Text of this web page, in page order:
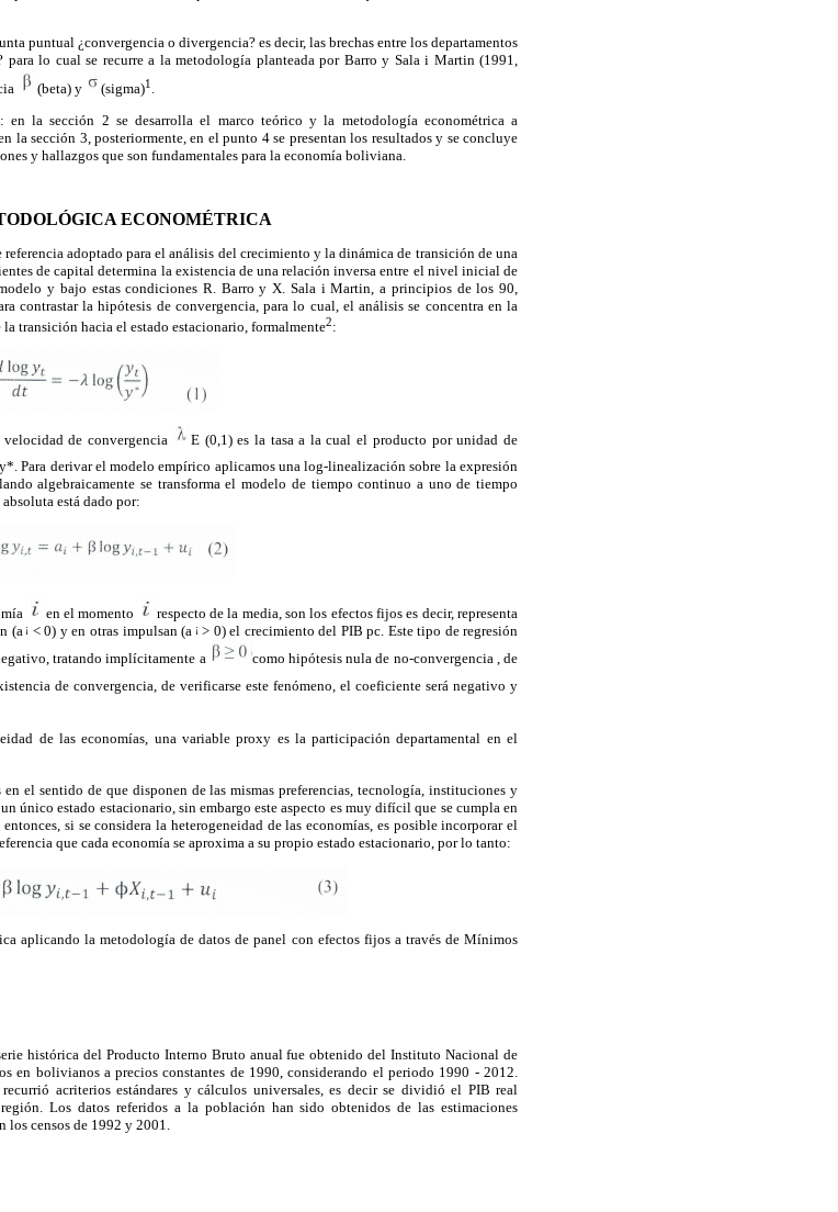
puntual ¿convergencia o divergencia? es decir, las brechas entre los departamentos
para lo cual se recurre a la metodología planteada por Barro y Sala i Martin (1991,
(beta) y (sigma)1
en la sección 2 se desarrolla el marco teórico y la metodología econométrica a
la sección 3, posteriormente, en el punto 4 se presentan los resultados y se concluye
y hallazgos que son fundamentales para la economía boliviana.
ECONOMÉTRICA
adoptado para el análisis del crecimiento y la dinámica de transición de una
de capital determina la existencia de una relación inversa entre el nivel inicial de
y bajo estas condiciones R. Barro y X. Sala i Martin, a principios de los 90,
contrastar la hipótesis de convergencia, para lo cual, el análisis se concentra en la
transición hacia el estado estacionario, formalmente2:
de convergencia E (0,1) es la tasa a la cual el producto por unidad de
Para derivar el modelo empírico aplicamos una log-linealización sobre la expresión
algebraicamente se transforma el modelo de tiempo continuo a uno de tiempo
está dado por:
en el momento
respecto de la media, son los efectos fijos es decir, representa
(a ¡ < 0) y en otras impulsan (a ¡ > 0) el crecimiento del PIB pc. Este tipo de regresión
tratando implícitamente a
como hipótesis nula de no-convergencia , de
de convergencia, de verificarse este fenómeno, el coeficiente será negativo y
de las economías, una variable proxy es la participación departamental en el
el sentido de que disponen de las mismas preferencias, tecnología, instituciones y
único estado estacionario, sin embargo este aspecto es muy difícil que se cumpla en
si se considera la heterogeneidad de las economías, es posible incorporar el
que cada economía se aproxima a su propio estado estacionario, por lo tanto:
aplicando la metodología de datos de panel con efectos fijos a través de Mínimos
histórica del Producto Interno Bruto anual fue obtenido del Instituto Nacional de
en bolivianos a precios constantes de 1990, considerando el periodo 1990 - 2012.
acriterios estándares y cálculos universales, es decir se dividió el PIB real
Los datos referidos a la población han sido obtenidos de las estimaciones
los censos de 1992 y 2001.